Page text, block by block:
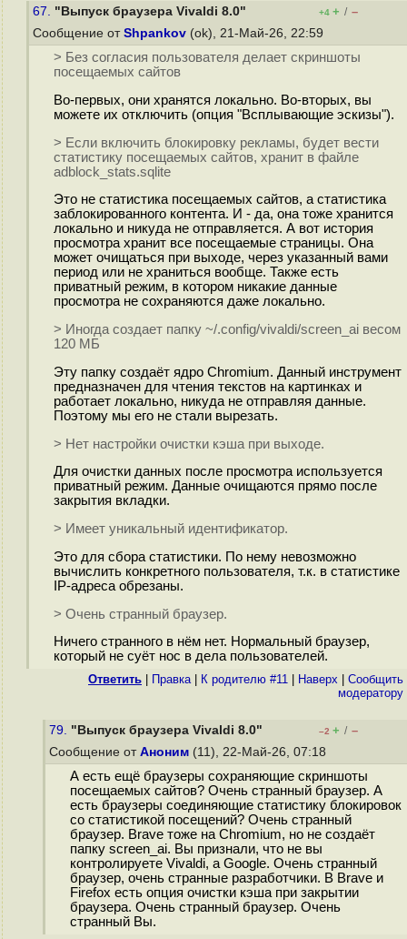
67. "Выпуск браузера Vivaldi 8.0" +4 + / –
Сообщение от Shpankov (ok), 21-Май-26, 22:59
> Без согласия пользователя делает скриншоты
посещаемых сайтов
Во-первых, они хранятся локально. Во-вторых, вы
можете их отключить (опция "Всплывающие эскизы").
> Если включить блокировку рекламы, будет вести
статистику посещаемых сайтов, хранит в файле
adblock_stats.sqlite
Это не статистика посещаемых сайтов, а статистика
заблокированного контента. И - да, она тоже хранится
локально и никуда не отправляется. А вот история
просмотра хранит все посещаемые страницы. Она
может очищаться при выходе, через указанный вами
период или не храниться вообще. Также есть
приватный режим, в котором никакие данные
просмотра не сохраняются даже локально.
> Иногда создает папку ~/.config/vivaldi/screen_ai весом
120 МБ
Эту папку создаёт ядро Chromium. Данный инструмент
предназначен для чтения текстов на картинках и
работает локально, никуда не отправляя данные.
Поэтому мы его не стали вырезать.
> Нет настройки очистки кэша при выходе.
Для очистки данных после просмотра используется
приватный режим. Данные очищаются прямо после
закрытия вкладки.
> Имеет уникальный идентификатор.
Это для сбора статистики. По нему невозможно
вычислить конкретного пользователя, т.к. в статистике
IP-адреса обрезаны.
> Очень странный браузер.
Ничего странного в нём нет. Нормальный браузер,
который не суёт нос в дела пользователей.
Ответить Правка| К родителю #11 Наверх
Cообщить
модератору
79. "Выпуск браузера Vivaldi 8.0" –2 + / –
Сообщение от Аноним (11), 22-Май-26, 07:18
А есть ещё браузеры сохраняющие скриншоты
посещаемых сайтов? Очень странный браузер. А
есть браузеры соединяющие статистику блокировок
со статистикой посещений? Очень странный
браузер. Brave тоже на Chromium, но не создаёт
папку screen_ai. Вы признали, что не вы
контролируете Vivaldi, а Google. Очень странный
браузер, очень странные разработчики. В Brave и
Firefox есть опция очистки кэша при закрытии
браузера. Очень странный браузер. Очень
странный Вы.